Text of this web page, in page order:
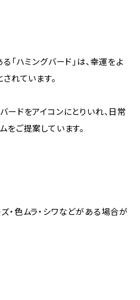
「ハミングバード」は、幸運をよ
れています。
ードをアイコンにとりいれ、日常
をご提案しています。
・色ムラ・シワなどがある場合が